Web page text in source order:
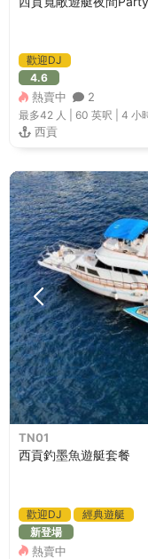
歡迎DJ
4.6
熱賣中 2
最多42人 | 60 英呎 4 小
西貢
TN01
西貢釣墨魚遊艇套餐
歡迎DJ
經典遊艇
新登場
熱賣中